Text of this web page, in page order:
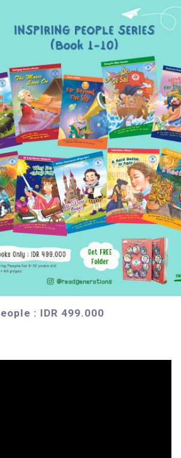
: IDR 499.000